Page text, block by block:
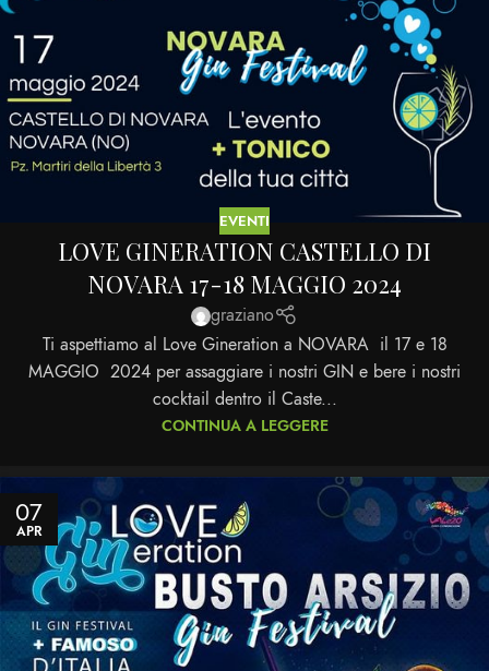
EVENTI
LOVE GINERATION CASTELLO DI
NOVARA 17-18 MAGGIO 2024
graziano
Ti aspettiamo al Love Gineration a NOVARA il 17 e 18
MAGGIO 2024 per assaggiare i nostri GIN e bere i nostri
cocktail dentro il Caste...
CONTINUA A LEGGERE
07
APR